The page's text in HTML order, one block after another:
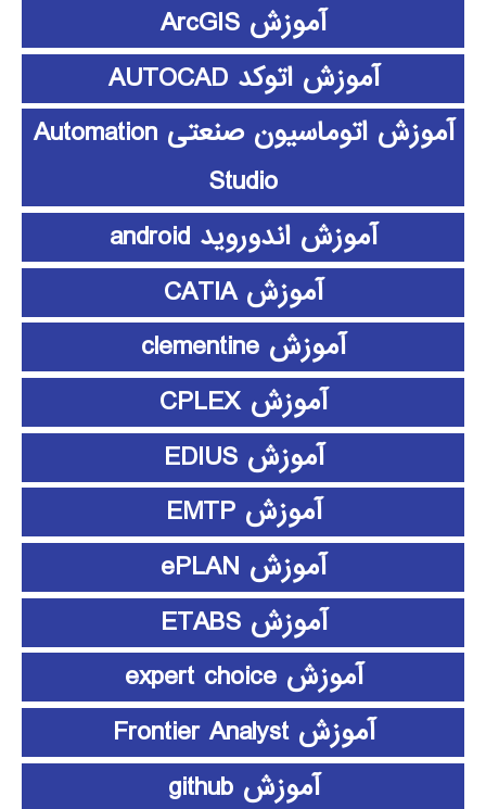
آموزش ArcGIS
آموزش اتوکد AUTOCAD
آموزش اتوماسیون صنعتی Automation
Studio
آموزش اندوروید android
آموزش CATIA
آموزش clementine
آموزش CPLEX
آموزش EDIUS
آموزش EMTP
آموزش ePLAN
آموزش ETABS
آموزش expert choice
آموزش Frontier Analyst
آموزش github